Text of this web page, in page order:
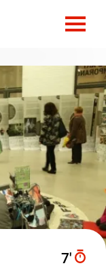
7′